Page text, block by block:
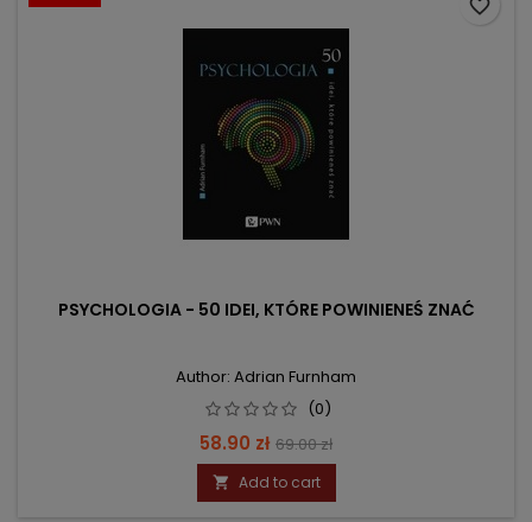
PSYCHOLOGIA - 50 IDEI, KTÓRE POWINIENEŚ ZNAĆ
Author: Adrian Furnham
(0)
Price
58.90 zł Regular
price
69.00 zł
 Add to cart
favorite_border